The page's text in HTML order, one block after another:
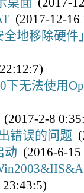
(2017-12-16
地移除硬件
无法使用
(2017-2-8
错误的问题
动 (2016-6-